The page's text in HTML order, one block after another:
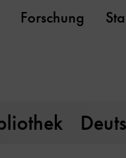
Forschung